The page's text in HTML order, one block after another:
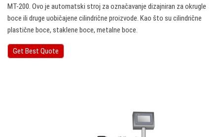
MT-200. Ovo je automatski stroj za označavanje dizajniran za okrugle
boce ili druge uobičajene cilindrične proizvode. Kao što su cilindrične
plastične boce, staklene boce, metalne boce.
Get Best Quote